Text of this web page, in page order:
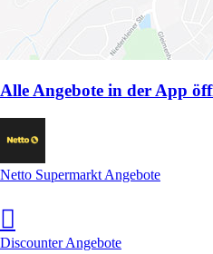
Alle Angebote in der App
Netto Supermarkt Angebote
Discounter Angebote